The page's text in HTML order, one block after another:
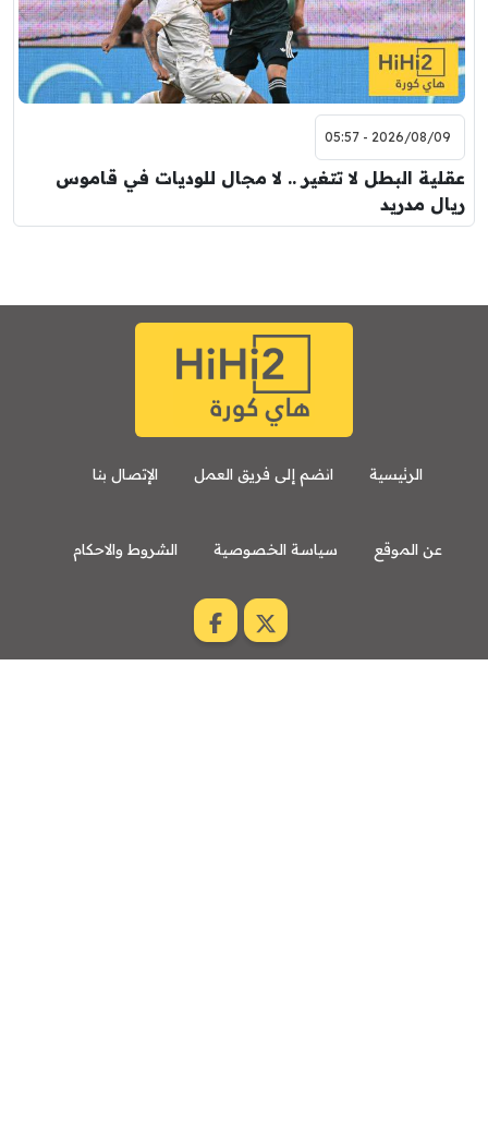
2026/08/09 - 05:57
عقلية البطل لا تتغير .. لا مجال للوديات في قاموس
ريال مدريد
الرئيسية انضم إلى فريق العمل الإتصال بنا
عن الموقع سياسة الخصوصية الشروط والاحكام